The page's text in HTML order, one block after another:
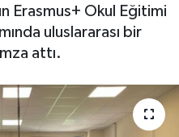
Erasmus+ Okul Eğitimi
uluslararası bir
attı.